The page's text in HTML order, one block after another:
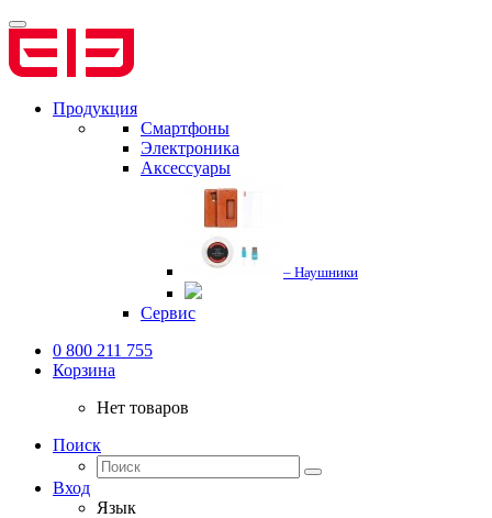
Продукция
Смартфоны
Электроника
Аксессуары
– Наушники
Сервис
0 800 211 755
Корзина
Нет товаров
Поиск
Вход
Язык